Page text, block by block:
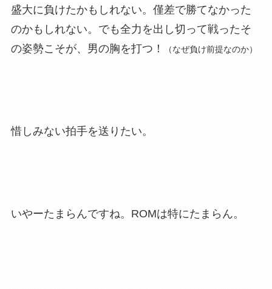
盛大に負けたかもしれない。僅差で勝てなかった
のかもしれない。でも全力を出し切って戦ったそ
の姿勢こそが、男の胸を打つ！
（なぜ負け前提なのか）
惜しみない拍手を送りたい。
いやーたまらんですね。ROMは特にたまらん。